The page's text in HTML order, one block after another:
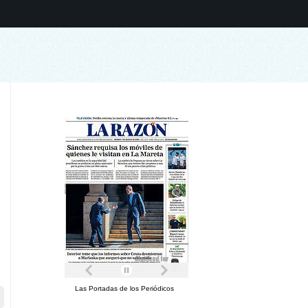
Las Portadas de los Periódicos